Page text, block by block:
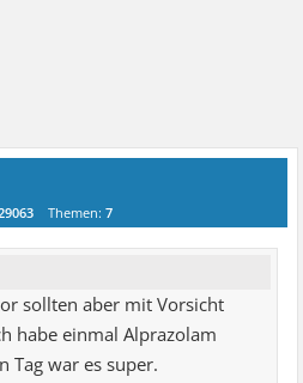
Themen:7
sollten aber mit Vorsicht
habe einmal Alprazolam
Tag war es super.